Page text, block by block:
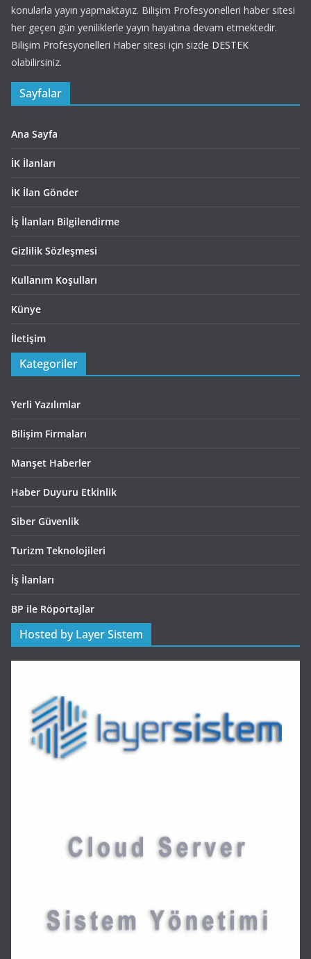
konularla yayın yapmaktayız. Bilişim Profesyonelleri haber sitesi
her geçen gün yeniliklerle yayın hayatına devam etmektedir.
Bilişim Profesyonelleri Haber sitesi için sizde DESTEK
olabilirsiniz.
Sayfalar
Ana Sayfa
İK İlanları
İK İlan Gönder
İş İlanları Bilgilendirme
Gizlilik Sözleşmesi
Kullanım Koşulları
Künye
İletişim
Kategoriler
Yerli Yazılımlar
Bilişim Firmaları
Manşet Haberler
Haber Duyuru Etkinlik
Siber Güvenlik
Turizm Teknolojileri
İş İlanları
BP ile Röportajlar
Hosted by Layer Sistem